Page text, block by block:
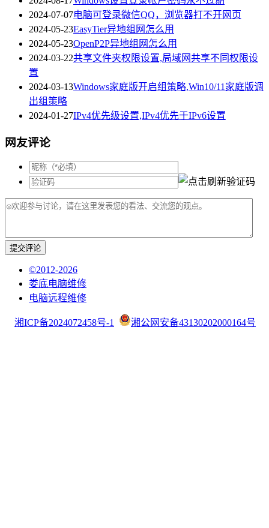
2024-07-07电脑可登录微信QQ，浏览器打不开网页
2024-05-23EasyTier异地组网怎么用
2024-05-23OpenP2P异地组网怎么用
2024-03-22共享文件夹权限设置,局域网共享不同权限设
置
2024-03-13Windows家庭版开启组策略,Win10/11家庭版调
出组策略
2024-01-27IPv4优先级设置,IPv4优先于IPv6设置
网友评论
提交评论
©2012-2026
娄底电脑维修
电脑远程维修
湘ICP备2024072458号-1 湘公网安备43130202000164号